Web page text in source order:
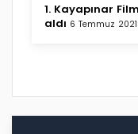
1. Kayapınar
aldı 6 Temmuz 2021